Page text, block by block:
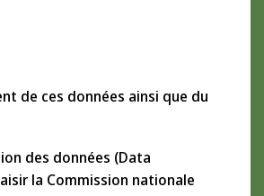
de ces données ainsi que du
des données (Data
la Commission nationale